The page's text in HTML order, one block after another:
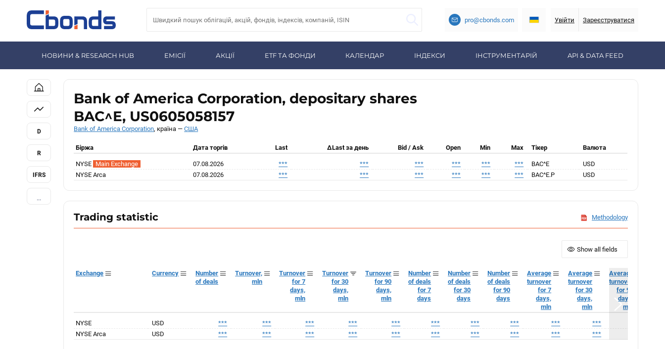
pro@cbonds.com Увійти Зареєструватися
НОВИНИ & RESEARCH HUB ЕМІСІЇ АКЦІЇ ETF ТА ФОНДИ КАЛЕНДАР ІНДЕКСИ ІНСТРУМЕНТАРІЙ API & DATA FEED
D
R
IFRS
...
Bank of America Corporation, depositary shares
BAC^E, US0605058157
Bank of America Corporation, країна —США
Біржа Дата торгів Last ΔLast за день Bid / Ask Open Min Max Тікер Валюта
NYSE Main Exchange 07.08.2026 *** *** *** *** *** *** BAC^E
USD
NYSE Arca
07.08.2026 *** *** *** *** *** *** BAC^E.P USD
Trading statistic Methodology
Show all fields
Exchange Currency
Number
of deals
Turnover,
mln
Turnover
for 7
days,
mln
Turnover
for 30
days,
mln
Turnover
for 90
days,
mln
Number
of deals
for 7
days
Number
of deals
for 30
days
Number
of deals
for 90
days
Average
turnover
for 7
days,
mln
Average
turnover
for 30
days,
mln
Average
turnover
for 90
days,
mln
NYSE USD *** *** *** *** *** *** *** *** *** ***
NYSE Arca
USD *** *** *** *** *** *** *** *** *** ***